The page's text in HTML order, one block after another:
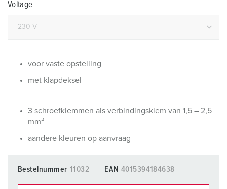
Voltage
voor vaste opstelling
met klapdeksel
3 schroefklemmen als verbindingsklem van 1,5 – 2,5
mm²
aandere kleuren op aanvraag
Bestelnummer 11032 EAN 4015394184638